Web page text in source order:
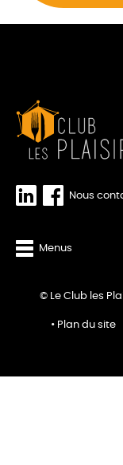
Nous
Menus
© Le Club les
Plan du site